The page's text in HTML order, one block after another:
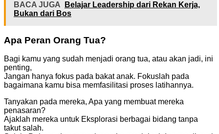
BACA JUGA
Belajar Leadership dari Rekan Kerja,
Bukan dari Bos
Apa Peran Orang Tua?
Bagi kamu yang sudah menjadi orang tua, atau akan jadi, ini
penting,
Jangan hanya fokus pada bakat anak. Fokuslah pada
bagaimana kamu bisa memfasilitasi proses latihannya.
Tanyakan pada mereka, Apa yang membuat mereka
penasaran?
Ajaklah mereka untuk Eksplorasi berbagai bidang tanpa
takut salah.